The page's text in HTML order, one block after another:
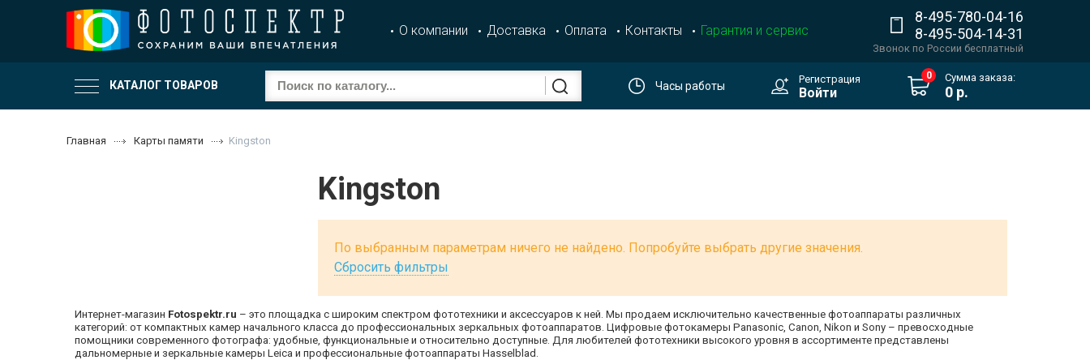
О компании Доставка Оплата Контакты Гарантия и сервис
8-495-780-04-16
8-495-504-14-31
Звонок по России бесплатный
КАТАЛОГ ТОВАРОВ Часы работы
Регистрация
Войти
0 Сумма заказа:
0 р.
Главная Карты памяти Kingston
Kingston
По выбранным параметрам ничего не найдено. Попробуйте выбрать другие значения.
Сбросить фильтры
Интернет-магазин Fotospektr.ru – это площадка с широким спектром фототехники и аксессуаров к ней. Мы продаем исключительно качественные фотоаппараты различных
категорий: от компактных камер начального класса до профессиональных зеркальных фотоаппаратов. Цифровые фотокамеры Panasonic, Canon, Nikon и Sony – превосходные
помощники современного фотографа: удобные, функциональные и относительно доступные. Для любителей фототехники высокого уровня в ассортименте представлены
дальномерные и зеркальные камеры Leica и профессиональные фотоаппараты Hasselblad.